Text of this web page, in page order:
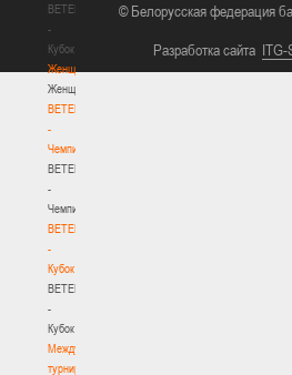
BETERA
-
Кубок
Женщины
Женщины
BETERA
-
Чемпионат
BETERA
-
Чемпионат
BETERA
-
Кубок
BETERA
-
Кубок
Международный
турнир
© Белорусская федерация
Разработка сайта ITG-